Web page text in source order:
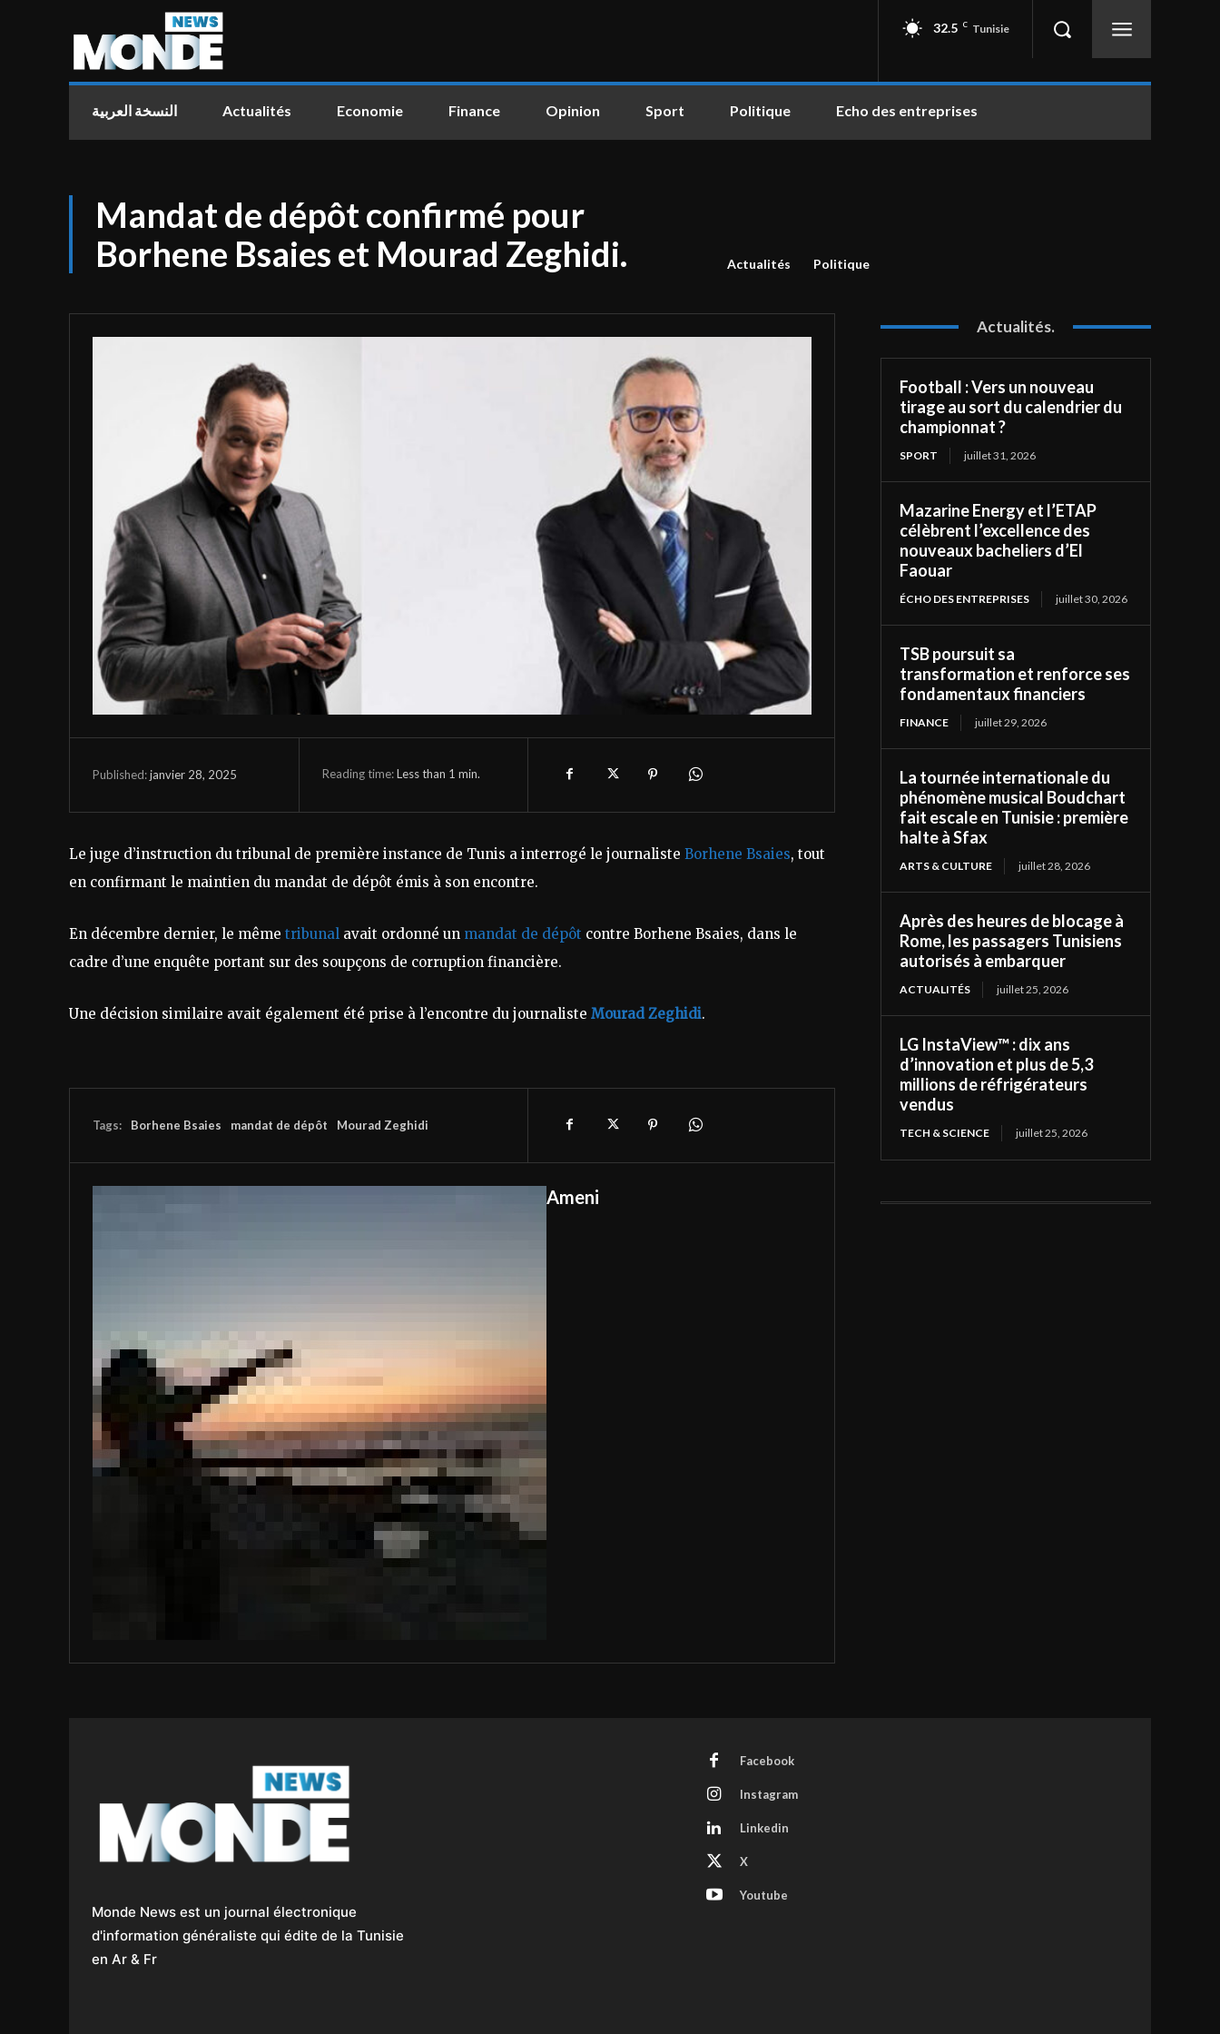
32.5 C Tunisie
النسخة العربية Actualités Economie Finance Opinion Sport Politique Echo des entreprises
Mandat de dépôt confirmé pour
Borhene Bsaies et Mourad Zeghidi.
Actualités Politique
Published:janvier 28, 2025 Reading time:Less than 1 min.
Le juge d’instruction du tribunal de première instance de Tunis a interrogé le journaliste Borhene Bsaies, tout
en confirmant le maintien du mandat de dépôt émis à son encontre.
En décembre dernier, le même tribunal avait ordonné un mandat de dépôt contre Borhene Bsaies, dans le
cadre d’une enquête portant sur des soupçons de corruption financière.
Une décision similaire avait également été prise à l’encontre du journaliste Mourad Zeghidi.
Tags: Borhene Bsaies mandat de dépôt Mourad Zeghidi
Ameni
Actualités.
Football : Vers un nouveau
tirage au sort du calendrier du
championnat ?
SPORT juillet 31, 2026
Mazarine Energy et l’ETAP
célèbrent l’excellence des
nouveaux bacheliers d’El
Faouar
ÉCHO DES ENTREPRISES juillet 30, 2026
TSB poursuit sa
transformation et renforce ses
fondamentaux financiers
FINANCE juillet 29, 2026
La tournée internationale du
phénomène musical Boudchart
fait escale en Tunisie : première
halte à Sfax
ARTS & CULTURE juillet 28, 2026
Après des heures de blocage à
Rome, les passagers Tunisiens
autorisés à embarquer
ACTUALITÉS juillet 25, 2026
LG InstaView™ : dix ans
d’innovation et plus de 5,3
millions de réfrigérateurs
vendus
TECH & SCIENCE juillet 25, 2026
Monde News est un journal électronique
d'information généraliste qui édite de la Tunisie
en Ar & Fr
Facebook
Instagram
Linkedin
X
Youtube